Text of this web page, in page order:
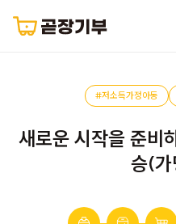
#저소득가정아동
새로운 시작을 준비
승(